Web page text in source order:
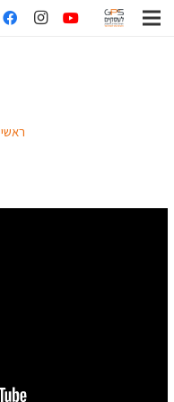
ראשי